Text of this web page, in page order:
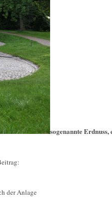
sogenannte
der Anlage